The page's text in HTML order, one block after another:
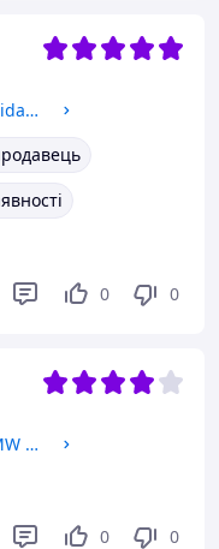
Чоловічий спортивний костюм Adidas Адідас. Весняний спортивний костюм Adidas.Спортивний костюм Adidas L
0 0
Чоловічий спортивний костюм BMW весна-осінь L
0 0